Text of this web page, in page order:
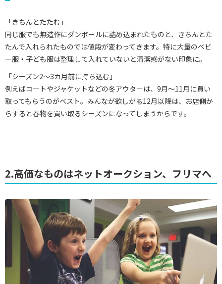
「きちんとたたむ」
同じ服でも無造作にダンボールに詰め込まれたものと、きちんとた
たんで入れられたものでは値段が変わってきます。特に大量のベビ
ー服・子ども服は整理して入れていないと清潔感がない印象に。
「シーズン2～3カ月前に持ち込む」
例えばコートやジャケットなどの冬アウターは、9月～11月に買い
取ってもらうのがベスト。みんなが欲しがる12月以降は、お店側か
らすると春物を買い取るシーズンになってしまうからです。
2.高価なものはネットオークション、フリマへ